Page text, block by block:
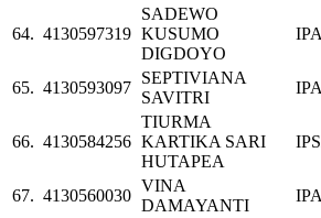
64. 4130597319
SADEWO
KUSUMO
DIGDOYO
65. 4130593097
SEPTIVIANA
SAVITRI
66. 4130584256
TIURMA
KARTIKA SARI
HUTAPEA
67. 4130560030
VINA
DAMAYANTI